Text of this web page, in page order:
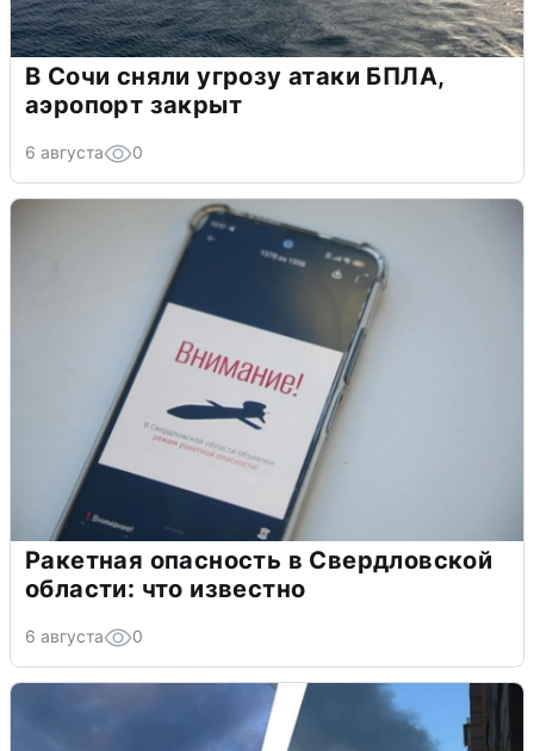
В Сочи сняли угрозу атаки БПЛА,
аэропорт закрыт
6 августа 0
Ракетная опасность в Свердловской
области: что известно
6 августа 0